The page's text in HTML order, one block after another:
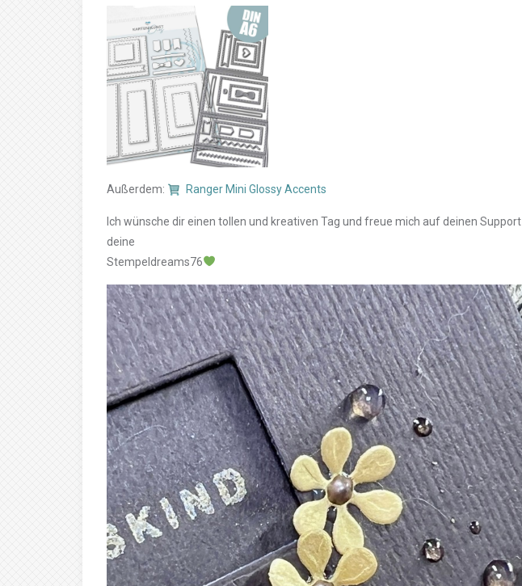
Außerdem: Ranger Mini Glossy Accents
Ich wünsche dir einen tollen und kreativen Tag und freue mich auf deinen Support
deine
Stempeldreams76